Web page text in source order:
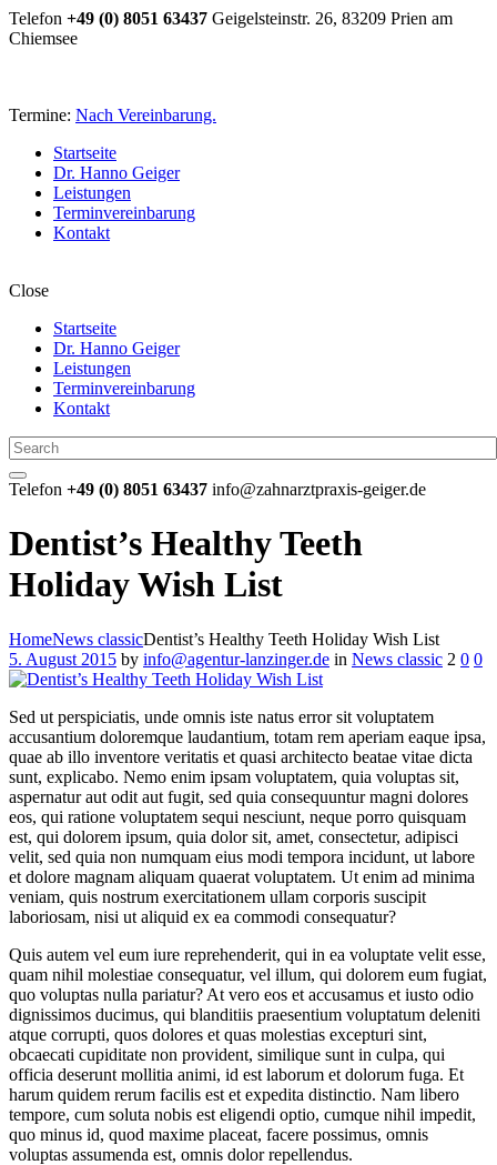
Telefon +49 (0) 8051 63437 Geigelsteinstr. 26, 83209 Prien am
Chiemsee
Termine: Nach Vereinbarung.
Startseite
Dr. Hanno Geiger
Leistungen
Terminvereinbarung
Kontakt
Close
Startseite
Dr. Hanno Geiger
Leistungen
Terminvereinbarung
Kontakt
Telefon +49 (0) 8051 63437 info@zahnarztpraxis-geiger.de
Dentist’s Healthy Teeth
Holiday Wish List
HomeNews classicDentist’s Healthy Teeth Holiday Wish List
5. August 2015 by info@agentur-lanzinger.de in News classic 2 0 0
Sed ut perspiciatis, unde omnis iste natus error sit voluptatem
accusantium doloremque laudantium, totam rem aperiam eaque ipsa,
quae ab illo inventore veritatis et quasi architecto beatae vitae dicta
sunt, explicabo. Nemo enim ipsam voluptatem, quia voluptas sit,
aspernatur aut odit aut fugit, sed quia consequuntur magni dolores
eos, qui ratione voluptatem sequi nesciunt, neque porro quisquam
est, qui dolorem ipsum, quia dolor sit, amet, consectetur, adipisci
velit, sed quia non numquam eius modi tempora incidunt, ut labore
et dolore magnam aliquam quaerat voluptatem. Ut enim ad minima
veniam, quis nostrum exercitationem ullam corporis suscipit
laboriosam, nisi ut aliquid ex ea commodi consequatur?
Quis autem vel eum iure reprehenderit, qui in ea voluptate velit esse,
quam nihil molestiae consequatur, vel illum, qui dolorem eum fugiat,
quo voluptas nulla pariatur? At vero eos et accusamus et iusto odio
dignissimos ducimus, qui blanditiis praesentium voluptatum deleniti
atque corrupti, quos dolores et quas molestias excepturi sint,
obcaecati cupiditate non provident, similique sunt in culpa, qui
officia deserunt mollitia animi, id est laborum et dolorum fuga. Et
harum quidem rerum facilis est et expedita distinctio. Nam libero
tempore, cum soluta nobis est eligendi optio, cumque nihil impedit,
quo minus id, quod maxime placeat, facere possimus, omnis
voluptas assumenda est, omnis dolor repellendus.